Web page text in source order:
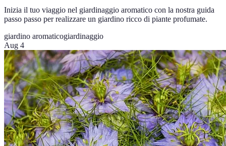
Inizia il tuo viaggio nel giardinaggio aromatico con la nostra guida
passo passo per realizzare un giardino ricco di piante profumate.
giardino aromaticogiardinaggio
Aug 4